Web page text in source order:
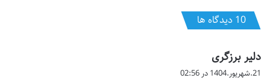
‫10 دیدگاه ها
دلیر برزگری
ف
21.شهریور.1404 در 02:56